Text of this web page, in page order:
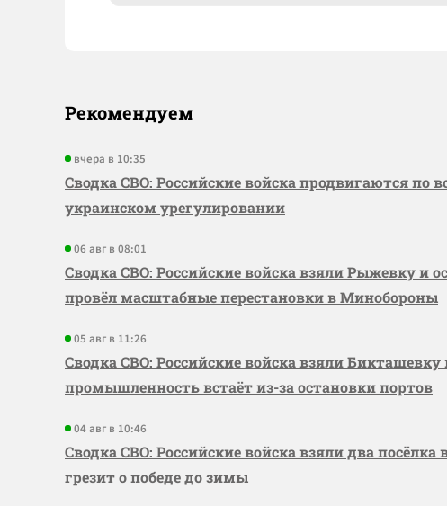
Рекомендуем
вчера в 10:35
Сводка СВО: Российские войска продвигаются по
украинском урегулировании
06 авг в 08:01
Сводка СВО: Российские войска взяли Рыжевку
провёл масштабные перестановки в Минобороны
05 авг в 11:26
Сводка СВО: Российские войска взяли
промышленность встаёт из-за остановки портов
04 авг в 10:46
Сводка СВО: Российские войска взяли два посёлка
грезит о победе до зимы